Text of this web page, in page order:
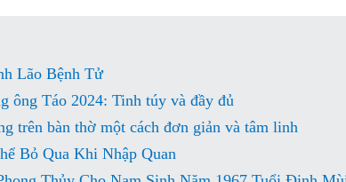
Lão Bệnh Tử
ông Táo 2024: Tinh túy và đầy đủ
trên bàn thờ một cách đơn giản và tâm linh
Bỏ Qua Khi Nhập Quan